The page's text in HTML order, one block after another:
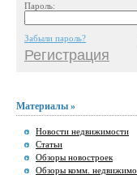
Пароль:
Забыли пароль?
Регистрация
Материалы »
Новости недвижимости
Статьи
Обзоры новостроек
Обзоры комм.